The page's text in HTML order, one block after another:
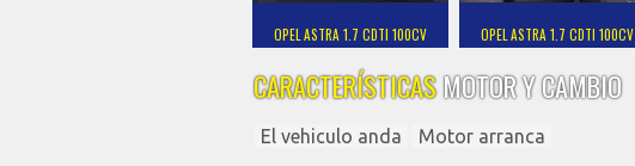
OPEL ASTRA 1.7 CDTI 100CV OPEL ASTRA 1.7 CDTI 100CV
CARACTERÍSTICASMOTOR Y CAMBIO
El vehiculo anda Motor arranca